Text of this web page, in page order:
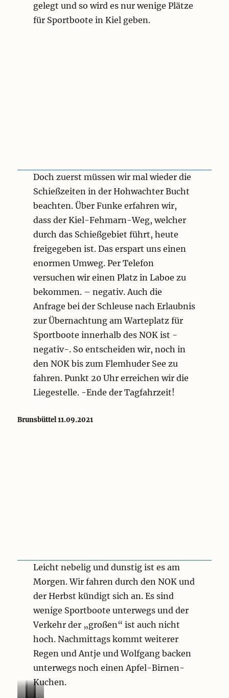
gelegt und so wird es nur wenige Plätze
für Sportboote in Kiel geben.
Doch zuerst müssen wir mal wieder die
Schießzeiten in der Hohwachter Bucht
beachten. Über Funke erfahren wir,
dass der Kiel-Fehmarn-Weg, welcher
durch das Schießgebiet führt, heute
freigegeben ist. Das erspart uns einen
enormen Umweg. Per Telefon
versuchen wir einen Platz in Laboe zu
bekommen. – negativ. Auch die
Anfrage bei der Schleuse nach Erlaubnis
zur Übernachtung am Warteplatz für
Sportboote innerhalb des NOK ist -
negativ-. So entscheiden wir, noch in
den NOK bis zum Flemhuder See zu
fahren. Punkt 20 Uhr erreichen wir die
Liegestelle. -Ende der Tagfahrzeit!
Brunsbüttel 11.09.2021
Leicht nebelig und dunstig ist es am
Morgen. Wir fahren durch den NOK und
der Herbst kündigt sich an. Es sind
wenige Sportboote unterwegs und der
Verkehr der „großen“ ist auch nicht
hoch. Nachmittags kommt weiterer
Regen und Antje und Wolfgang backen
unterwegs noch einen Apfel-Birnen-
Kuchen.